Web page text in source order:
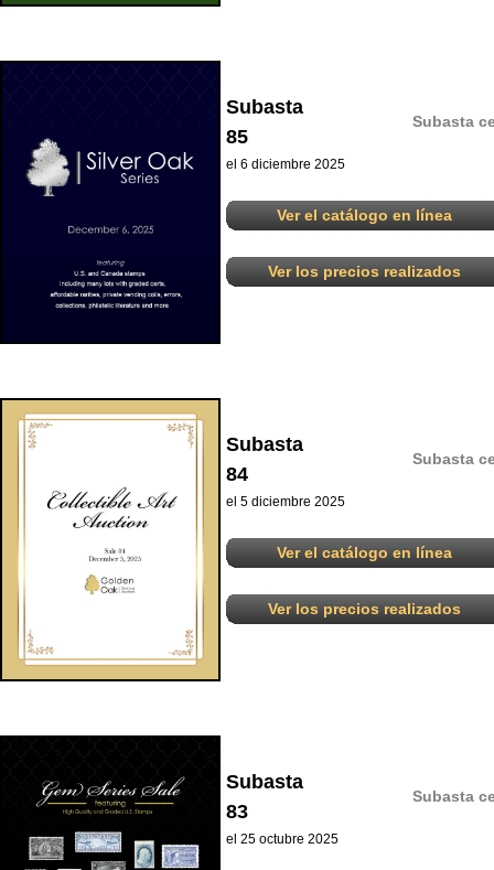
Subasta
85
Subasta
el 6 diciembre 2025
Ver el catálogo en línea
Ver los precios realizados
Subasta
84
Subasta
el 5 diciembre 2025
Ver el catálogo en línea
Ver los precios realizados
Subasta
83
Subasta
el 25 octubre 2025